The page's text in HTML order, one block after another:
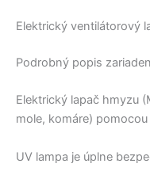
Elektrický ventilátorový
Podrobný popis
Elektrický lapač hmyzu
mole, komáre)
UV lampa je úplne